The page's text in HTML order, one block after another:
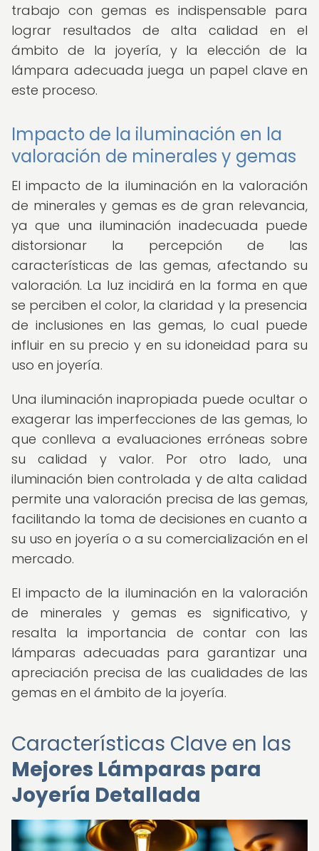
trabajo con gemas es indispensable para
lograr resultados de alta calidad en el
ámbito de la joyería, y la elección de la
lámpara adecuada juega un papel clave en
este proceso.
Impacto de la iluminación en la
valoración de minerales y gemas
El impacto de la iluminación en la valoración
de minerales y gemas es de gran relevancia,
ya que una iluminación inadecuada puede
distorsionar la percepción de las
características de las gemas, afectando su
valoración. La luz incidirá en la forma en que
se perciben el color, la claridad y la presencia
de inclusiones en las gemas, lo cual puede
influir en su precio y en su idoneidad para su
uso en joyería.
Una iluminación inapropiada puede ocultar o
exagerar las imperfecciones de las gemas, lo
que conlleva a evaluaciones erróneas sobre
su calidad y valor. Por otro lado, una
iluminación bien controlada y de alta calidad
permite una valoración precisa de las gemas,
facilitando la toma de decisiones en cuanto a
su uso en joyería o a su comercialización en el
mercado.
El impacto de la iluminación en la valoración
de minerales y gemas es significativo, y
resalta la importancia de contar con las
lámparas adecuadas para garantizar una
apreciación precisa de las cualidades de las
gemas en el ámbito de la joyería.
Características Clave en las
Mejores Lámparas para
Joyería Detallada